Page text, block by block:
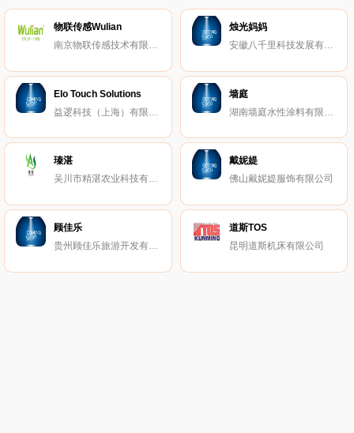
物联传感Wulian
南京物联传感技术有限公司
烛光妈妈
安徽八千里科技发展有限公司
Elo Touch Solutions
墙庭
瑧湛
吴川市精湛农业科技有限公司
戴妮媞
佛山戴妮媞服饰有限公司
顾佳乐
贵州顾佳乐旅游开发有限公司
道斯TOS
昆明道斯机床有限公司